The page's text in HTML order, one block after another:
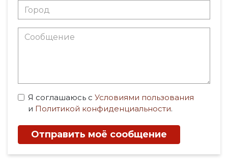
Я соглашаюсь с Условиями пользования
и Политикой конфиденциальности.
Отправить моё сообщение